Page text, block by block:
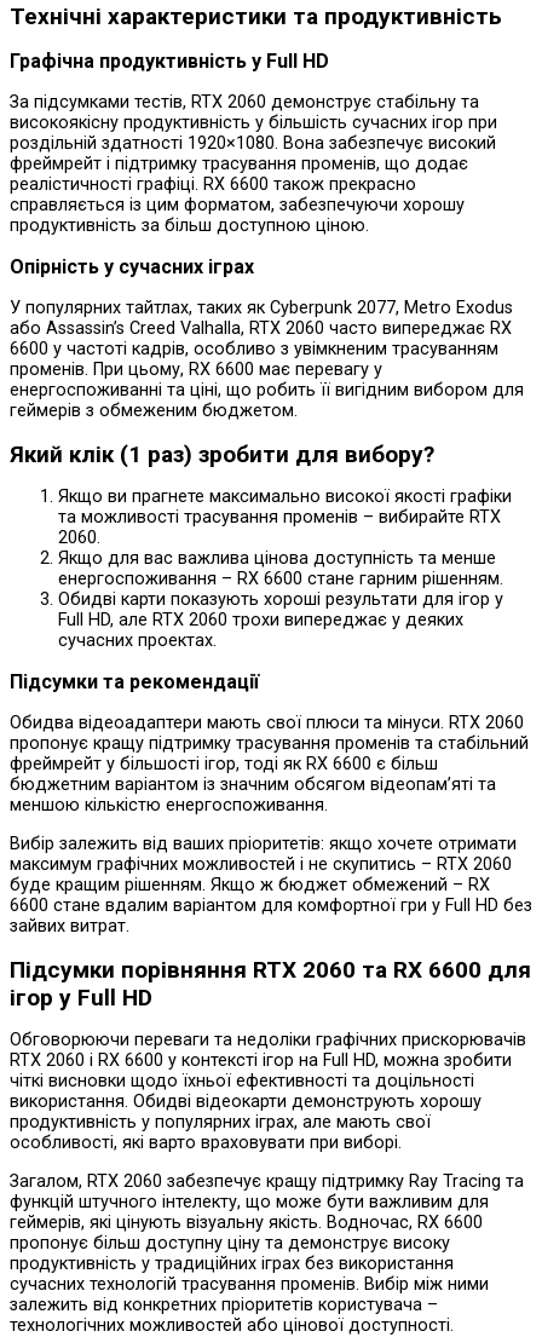
Технічні характеристики та продуктивність
Графічна продуктивність у Full HD
За підсумками тестів, RTX 2060 демонструє стабільну та
високоякісну продуктивність у більшість сучасних ігор при
роздільній здатності 1920×1080. Вона забезпечує високий
фреймрейт і підтримку трасування променів, що додає
реалістичності графіці. RX 6600 також прекрасно
справляється із цим форматом, забезпечуючи хорошу
продуктивність за більш доступною ціною.
Опірність у сучасних іграх
У популярних тайтлах, таких як Cyberpunk 2077, Metro Exodus
або Assassin’s Creed Valhalla, RTX 2060 часто випереджає RX
6600 у частоті кадрів, особливо з увімкненим трасуванням
променів. При цьому, RX 6600 має перевагу у
енергоспоживанні та ціні, що робить її вигідним вибором для
геймерів з обмеженим бюджетом.
Який клік (1 раз) зробити для вибору?
Якщо ви прагнете максимально високої якості графіки
та можливості трасування променів – вибирайте RTX
2060.
Якщо для вас важлива цінова доступність та менше
енергоспоживання – RX 6600 стане гарним рішенням.
Обидві карти показують хороші результати для ігор у
Full HD, але RTX 2060 трохи випереджає у деяких
сучасних проектах.
Підсумки та рекомендації
Обидва відеоадаптери мають свої плюси та мінуси. RTX 2060
пропонує кращу підтримку трасування променів та стабільний
фреймрейт у більшості ігор, тоді як RX 6600 є більш
бюджетним варіантом із значним обсягом відеопам’яті та
меншою кількістю енергоспоживання.
Вибір залежить від ваших пріоритетів: якщо хочете отримати
максимум графічних можливостей і не скупитись – RTX 2060
буде кращим рішенням. Якщо ж бюджет обмежений – RX
6600 стане вдалим варіантом для комфортної гри у Full HD без
зайвих витрат.
Підсумки порівняння RTX 2060 та RX 6600 для
ігор у Full HD
Обговорюючи переваги та недоліки графічних прискорювачів
RTX 2060 і RX 6600 у контексті ігор на Full HD, можна зробити
чіткі висновки щодо їхньої ефективності та доцільності
використання. Обидві відеокарти демонструють хорошу
продуктивність у популярних іграх, але мають свої
особливості, які варто враховувати при виборі.
Загалом, RTX 2060 забезпечує кращу підтримку Ray Tracing та
функцій штучного інтелекту, що може бути важливим для
геймерів, які цінують візуальну якість. Водночас, RX 6600
пропонує більш доступну ціну та демонструє високу
продуктивність у традиційних іграх без використання
сучасних технологій трасування променів. Вибір між ними
залежить від конкретних пріоритетів користувача –
технологічних можливостей або цінової доступності.